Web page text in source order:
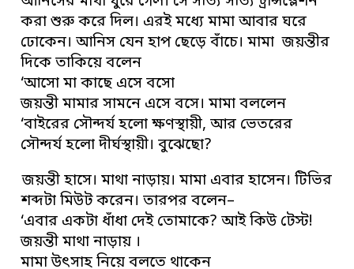
করা শুরু করে দিল। এরই মধ্যে মামা আবার ঘরে
ঢোকেন। আনিস যেন হাপ ছেড়ে বাঁচে। মামা জয়ন্তীর
দিকে তাকিয়ে বলেন
‘আসো মা কাছে এসে বসো
জয়ন্তী মামার সামনে এসে বসে। মামা বললেন
‘বাইরের সৌন্দর্য হলো ক্ষণস্থায়ী, আর ভেতরের
সৌন্দর্য হলো দীর্ঘস্থায়ী। বুঝেছো?
জয়ন্তী হাসে। মাথা নাড়ায়। মামা এবার হাসেন। টিভির
শব্দটা মিউট করেন। তারপর বলেন–
‘এবার একটা ধাঁধা দেই তোমাকে? আই কিউ টেস্ট!
জয়ন্তী মাথা নাড়ায় ।
মামা উৎসাহ নিয়ে বলতে থাকেন